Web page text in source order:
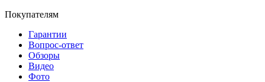
Покупателям
Гарантии
Вопрос-ответ
Обзоры
Видео
Фото